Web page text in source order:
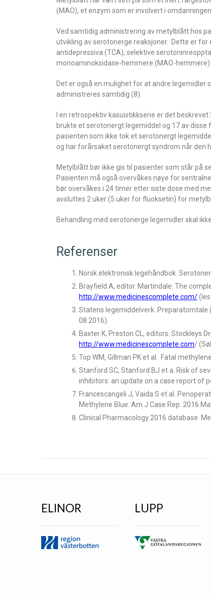
(MAO), et enzym som er involvert i
Ved samtidig administrering av metylblått hos
utvikling av serotonerge reaksjoner. Dette er
antidepressiva (TCA), selektive
monoaminoksidase-hemmere (MAO-hemmere)
Det er også en mulighet for at andre
administreres samtidig (8).
I en retrospektiv kasuistikkserie er det
brukte et serotonergt legemiddel og 17 av
pasienten som ikke tok et serotonergt
og har forårsaket serotonergt syndrom når den
Metylblått bør ikke gis til pasienter som står på
Pasienten må også overvåkes nøye for
bør overvåkes i 24 timer etter siste dose med
avsluttes 2 uker (5 uker for fluoksetin) for
Behandling med serotonerge legemidler skal
Referenser
Norsk elektronisk legehåndbok.
Brayfield A, editor. Martindale: The
http://www.medicinescomplete.com/
Statens legemiddelverk. Preparatomtale
08.2016).
Baxter K, Preston CL, editors. Stockleys
http://www.medicinescomplete.com/
Top WM, Gillman PK et al. Fatal
Stanford SC, Stanford BJ et a. Risk of
inhibitors: an update on a case report of
Francescangeli J, Vaida S et al.
Methylene Blue. Am J Case Rep. 2016
Clinical Pharmacology 2016 database.
ELINOR LUPP